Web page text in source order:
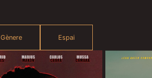
Gènere Espai